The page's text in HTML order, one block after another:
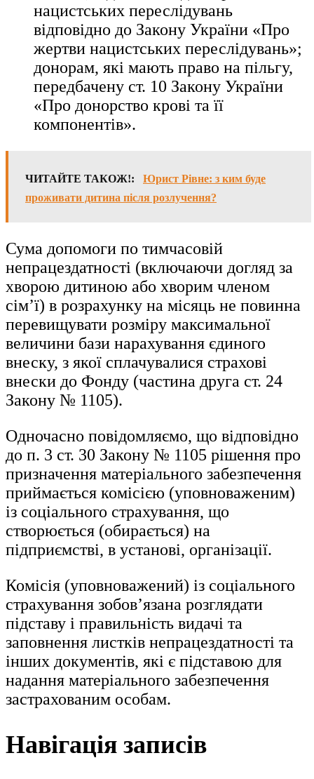
нацистських переслідувань
відповідно до Закону України «Про
жертви нацистських переслідувань»;
донорам, які мають право на пільгу,
передбачену ст. 10 Закону України
«Про донорство крові та її
компонентів».
ЧИТАЙТЕ ТАКОЖ!:
Юрист Рівне: з ким буде
проживати дитина після розлучення?
Сума допомоги по тимчасовій
непрацездатності (включаючи догляд за
хворою дитиною або хворим членом
сім’ї) в розрахунку на місяць не повинна
перевищувати розміру максимальної
величини бази нарахування єдиного
внеску, з якої сплачувалися страхові
внески до Фонду (частина друга ст. 24
Закону № 1105).
Одночасно повідомляємо, що відповідно
до п. 3 ст. 30 Закону № 1105 рішення про
призначення матеріального забезпечення
приймається комісією (уповноваженим)
із соціального страхування, що
створюється (обирається) на
підприємстві, в установі, організації.
Комісія (уповноважений) із соціального
страхування зобов’язана розглядати
підставу і правильність видачі та
заповнення листків непрацездатності та
інших документів, які є підставою для
надання матеріального забезпечення
застрахованим особам.
Навігація записів